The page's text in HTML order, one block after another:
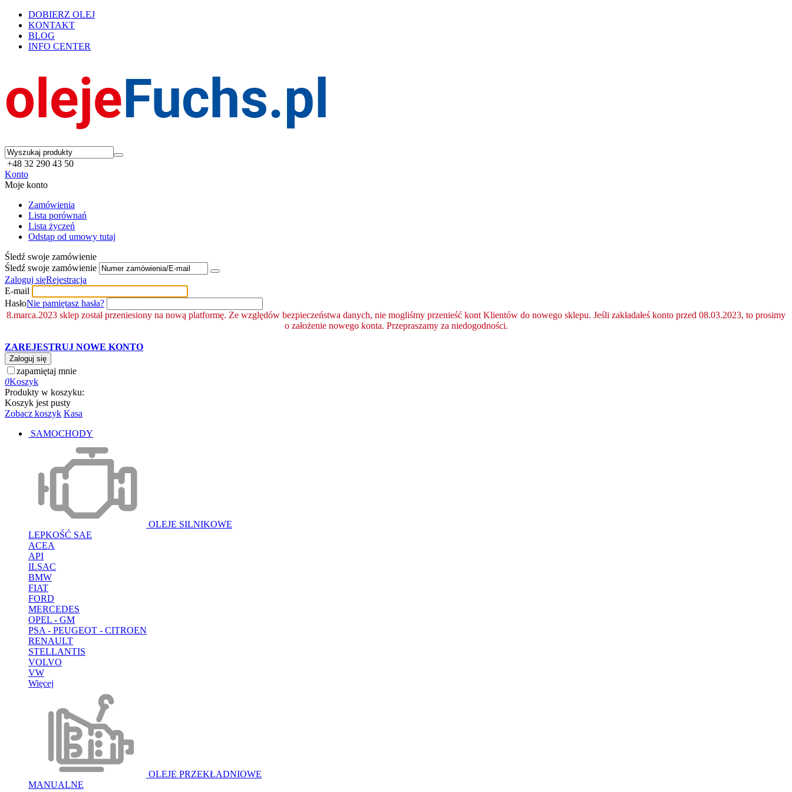
DOBIERZ OLEJ
KONTAKT
BLOG
INFO CENTER
+48 32 290 43 50
Konto
Moje konto
Zamówienia
Lista porównań
Lista życzeń
Odstąp od umowy tutaj
Śledź swoje zamówienie
Śledź swoje zamówienie
Zaloguj sięRejestracja
E-mail
HasłoNie pamiętasz hasła?
8.marca.2023 sklep został przeniesiony na nową platformę. Ze względów bezpieczeństwa danych, nie mogliśmy przenieść kont Klientów do nowego sklepu. Jeśli zakładałeś konto przed 08.03.2023, to prosimy
o założenie nowego konta. Przepraszamy za niedogodności.
ZAREJESTRUJ NOWE KONTO
Zaloguj się
zapamiętaj mnie
0Koszyk
Produkty w koszyku:
Koszyk jest pusty
Zobacz koszyk Kasa
SAMOCHODY
OLEJE SILNIKOWE
LEPKOŚĆ SAE
ACEA
API
ILSAC
BMW
FIAT
FORD
MERCEDES
OPEL - GM
PSA - PEUGEOT - CITROEN
RENAULT
STELLANTIS
VOLVO
VW
Więcej
OLEJE PRZEKŁADNIOWE
MANUALNE